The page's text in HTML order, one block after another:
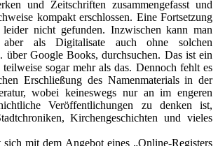
und Zeitschriften zusammengefasst und
kompakt erschlossen. Eine Fortsetzung
leider nicht gefunden. Inzwischen kann man
als Digitalisate auch ohne solchen
über Google Books, durchsuchen. Das ist ein
sogar mehr als das. Dennoch fehlt es
Erschließung des Namenmaterials in der
wobei keineswegs nur an im engeren
Veröffentlichungen zu denken ist,
Kirchengeschichten und vieles
mit dem Angebot eines „Online-Registers